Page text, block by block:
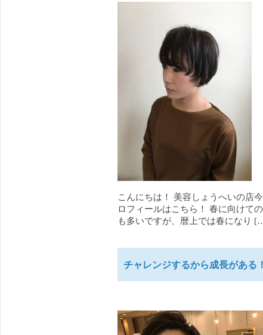
こんにちは！ 美容しょうへいの店
ロフィールはこちら！ 春に向けて
も多いですが、暦上では春になり
チャレンジするから成長がある